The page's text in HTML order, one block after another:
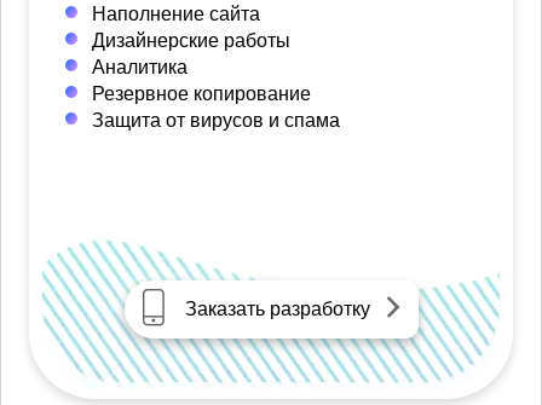
Наполнение сайта
Дизайнерские работы
Аналитика
Резервное копирование
Защита от вирусов и спама
Заказать разработку